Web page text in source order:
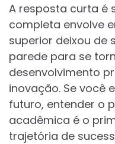
A resposta curta é
completa envolve
superior deixou de
parede para se
desenvolvimento
inovação. Se você
futuro, entender o
acadêmica é o
trajetória de